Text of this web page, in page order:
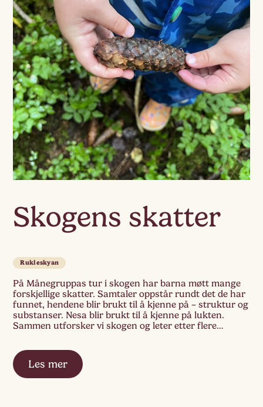
Skogens skatter
Rukleskyan
På Månegruppas tur i skogen har barna møtt mange
forskjellige skatter. Samtaler oppstår rundt det de har
funnet, hendene blir brukt til å kjenne på – struktur og
substanser. Nesa blir brukt til å kjenne på lukten.
Sammen utforsker vi skogen og leter etter flere
Les mer